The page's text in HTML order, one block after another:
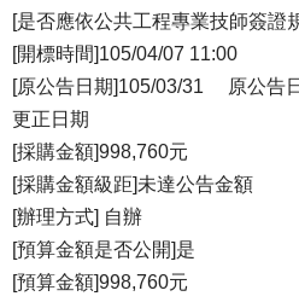
[是否應依公共工程專業技師簽證
[開標時間]105/04/07 11:00
[原公告日期]105/03/31 原公告
更正日期
[採購金額]998,760元
[採購金額級距]未達公告金額
[辦理方式] 自辦
[預算金額是否公開]是
[預算金額]998,760元